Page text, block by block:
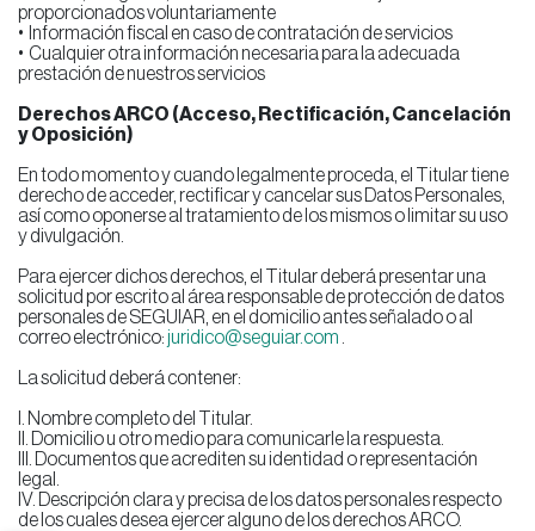
proporcionados voluntariamente
•⁠ ⁠Información fiscal en caso de contratación de servicios
•⁠ ⁠Cualquier otra información necesaria para la adecuada
prestación de nuestros servicios
Derechos ARCO (Acceso, Rectificación, Cancelación
y Oposición)
En todo momento y cuando legalmente proceda, el Titular tiene
derecho de acceder, rectificar y cancelar sus Datos Personales,
así como oponerse al tratamiento de los mismos o limitar su uso
y divulgación.
Para ejercer dichos derechos, el Titular deberá presentar una
solicitud por escrito al área responsable de protección de datos
personales de SEGUIAR, en el domicilio antes señalado o al
correo electrónico:juridico@seguiar.com
La solicitud deberá contener:
I. Nombre completo del Titular.
II. Domicilio u otro medio para comunicarle la respuesta.
III. Documentos que acrediten su identidad o representación
legal.
IV. Descripción clara y precisa de los datos personales respecto
de los cuales desea ejercer alguno de los derechos ARCO.